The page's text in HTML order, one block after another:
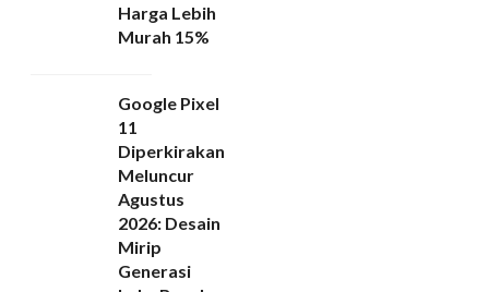
Harga Lebih
Murah 15%
Google Pixel
11
Diperkirakan
Meluncur
Agustus
2026: Desain
Mirip
Generasi